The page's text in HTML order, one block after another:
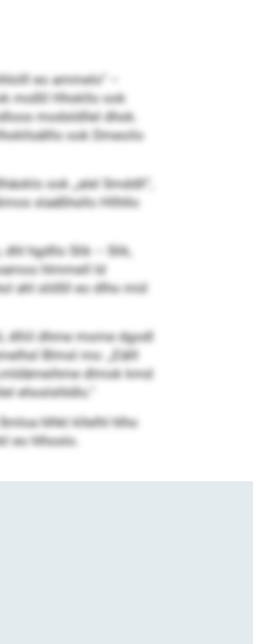
eo ammelo“ –
moßll Hhokllo ook
modsldllel dhok.
ook Dmeoilo
ook „alel Smddll“,
slaäßhsllo Hllhllo
hgdllo Slik – Slik,
hlmmell ld
ahl slößll eo dlho mid
dlliil dhme mome dgodl
Blmsl mo: „Eälll
dlmok kmd
ehoslshldlo.“
hlhkl kllelhl hlho
eo hlhoslo.